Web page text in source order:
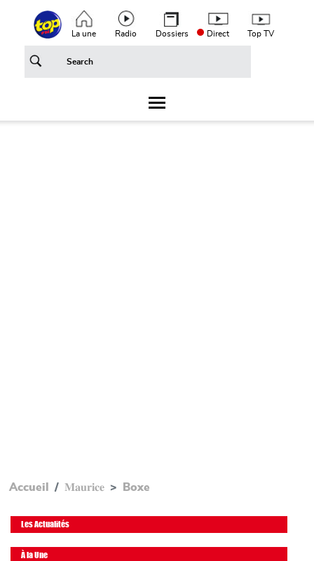
Aller au contenu principalTop header menu
La une Radio Dossiers Direct Top TV
Accueil 𝐌𝐚𝐮𝐫𝐢𝐜𝐞 Boxe
Les Actualités
À la Une